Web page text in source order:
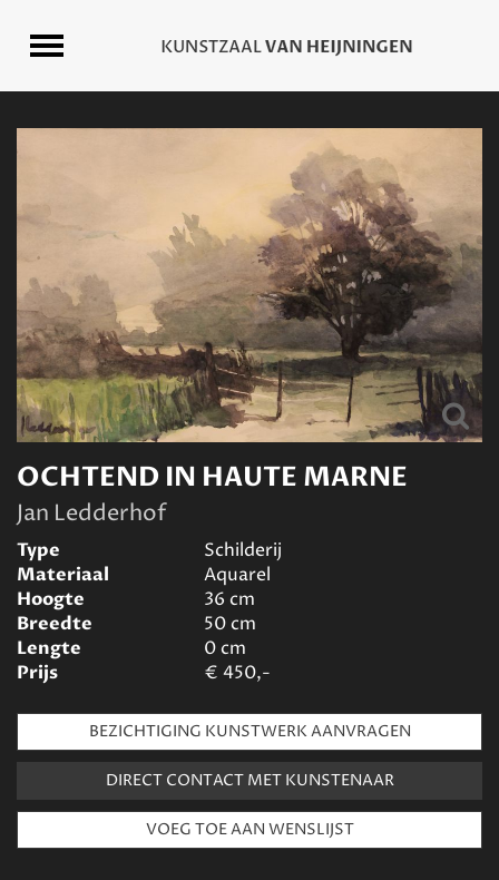
OCHTEND IN HAUTE MARNE
Jan Ledderhof
Type
Schilderij
Materiaal
Aquarel
Hoogte
36 cm
Breedte
50cm
Lengte
0cm
Prijs
€ 450,-
BEZICHTIGING KUNSTWERK AANVRAGEN
DIRECT CONTACT MET KUNSTENAAR